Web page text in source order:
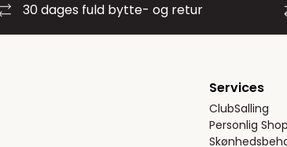
30 dages fuld bytte- og retur
Services
ClubSalling
Personlig